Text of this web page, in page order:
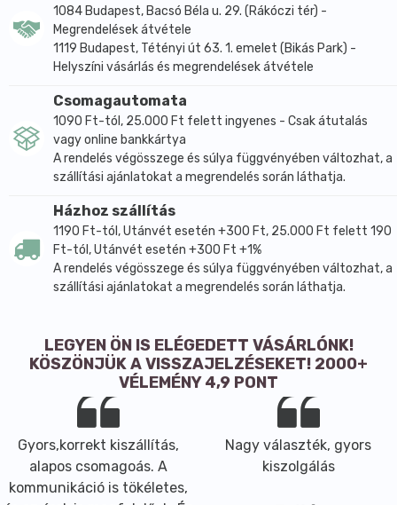
1084 Budapest, Bacsó Béla u. 29. (Rákóczi tér) -
Megrendelések átvétele
1119 Budapest, Tétényi út 63. 1. emelet (Bikás Park) -
Helyszíni vásárlás és megrendelések átvétele
Csomagautomata
1090 Ft-tól, 25.000 Ft felett ingyenes - Csak átutalás
vagy online bankkártya
A rendelés végösszege és súlya függvényében változhat, a
szállítási ajánlatokat a megrendelés során láthatja.
Házhoz szállítás
1190 Ft-tól, Utánvét esetén +300 Ft, 25.000 Ft felett 190
Ft-tól, Utánvét esetén +300 Ft +1%
A rendelés végösszege és súlya függvényében változhat, a
szállítási ajánlatokat a megrendelés során láthatja.
LEGYEN ÖN IS ELÉGEDETT VÁSÁRLÓNK!
KÖSZÖNJÜK A VISSZAJELZÉSEKET! 2000+
VÉLEMÉNY 4,9 PONT
Gyors,korrekt kiszállítás,
alapos csomagoás. A
kommunikáció is tökéletes,
Nagy választék, gyors
kiszolgálás